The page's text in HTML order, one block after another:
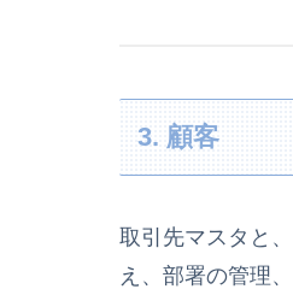
3. 顧客
取引先マスタと
え、部署の管理